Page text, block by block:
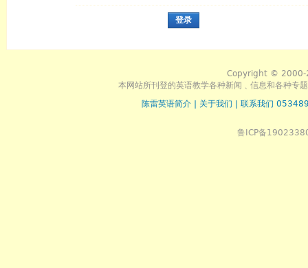
登录
Copyright © 2000-
本网站所刊登的英语教学各种新闻﹑信息和各种专
陈雷英语简介
关于我们 联系我们
鲁ICP备